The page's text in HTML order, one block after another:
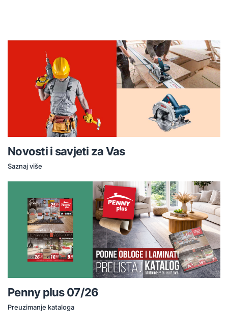
Novosti i savjeti za Vas
Saznaj više
Penny plus 07/26
Preuzimanje kataloga